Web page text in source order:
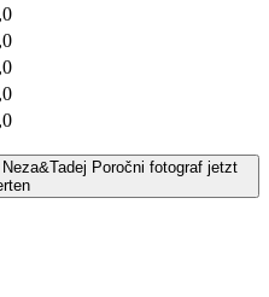
Hochzeifotograf Neza&Tadej Poročni fotograf jetzt